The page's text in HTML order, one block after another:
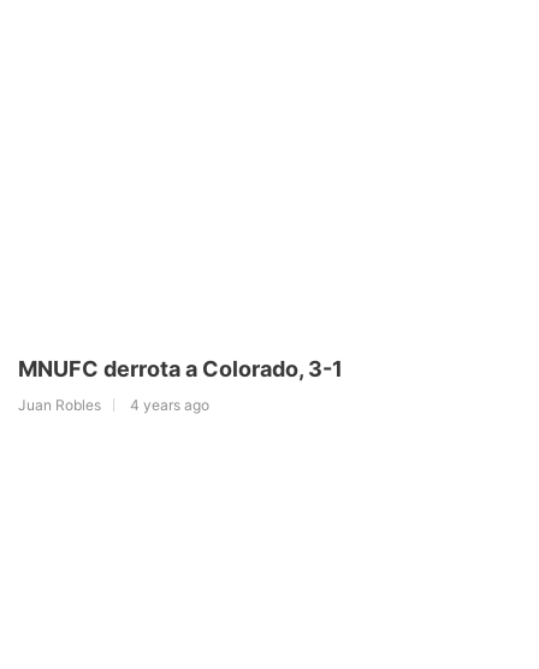
MNUFC derrota a Colorado, 3-1
Juan Robles 4 years ago